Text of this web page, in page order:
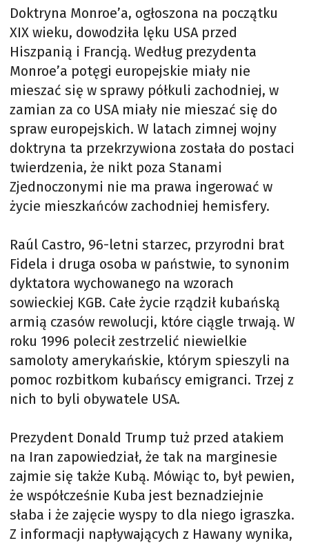
Doktryna Monroe’a, ogłoszona na początku
XIX wieku, dowodziła lęku USA przed
Hiszpanią i Francją. Według prezydenta
Monroe’a potęgi europejskie miały nie
mieszać się w sprawy półkuli zachodniej, w
zamian za co USA miały nie mieszać się do
spraw europejskich. W latach zimnej wojny
doktryna ta przekrzywiona została do postaci
twierdzenia, że nikt poza Stanami
Zjednoczonymi nie ma prawa ingerować w
życie mieszkańców zachodniej hemisfery.
Raúl Castro, 96-letni starzec, przyrodni brat
Fidela i druga osoba w państwie, to synonim
dyktatora wychowanego na wzorach
sowieckiej KGB. Całe życie rządził kubańską
armią czasów rewolucji, które ciągle trwają. W
roku 1996 polecił zestrzelić niewielkie
samoloty amerykańskie, którym spieszyli na
pomoc rozbitkom kubańscy emigranci. Trzej z
nich to byli obywatele USA.
Prezydent Donald Trump tuż przed atakiem
na Iran zapowiedział, że tak na marginesie
zajmie się także Kubą. Mówiąc to, był pewien,
że współcześnie Kuba jest beznadziejnie
słaba i że zajęcie wyspy to dla niego igraszka.
Z informacji napływających z Hawany wynika,